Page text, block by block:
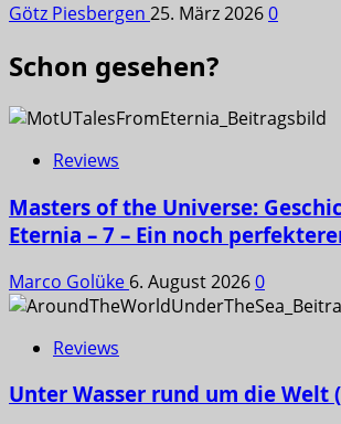
Götz Piesbergen 25. März 20260
Schon gesehen?
Reviews
Masters of the Universe:
Eternia – 7 – Ein noch
Marco Golüke 6. August 20260
Reviews
Unter Wasser rund um die Welt